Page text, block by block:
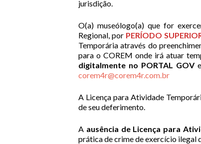
jurisdição.
O(a) museólogo(a) que for
Regional, por PERÍODO
Temporária através do
para o COREM onde irá atuar
digitalmente no PORTAL GOVe
corem4r@corem4r.com.br
A Licença para Atividade
de seu deferimento.
A ausência de Licença para
prática de crime de exercício ilegal